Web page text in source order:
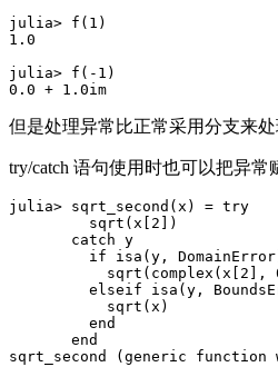
julia> f(1)
1.0
julia> f(-1)
但是处理异常比正常采用分支来处
try/catch 语句使用时也可以把异常
julia> sqrt_second(x) = try
         sqrt(x[2])
       catch y
if isa(y,
sqrt(complex(x[2],
elseif isa(y,
           sqrt(x)
         end
       end
sqrt_second (generic function